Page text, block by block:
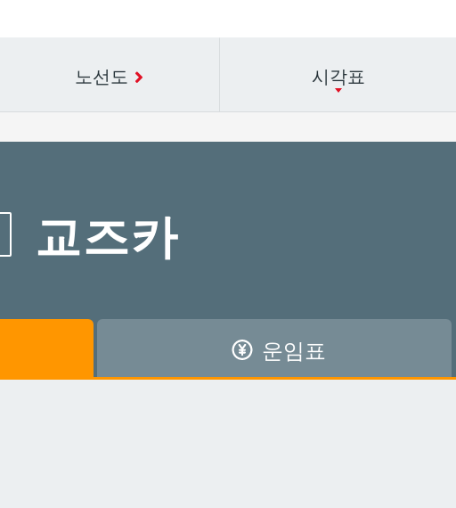
노선도 시각표
아카미네
기보 슈리
아카미네
기보 슈리
교즈카
운임표